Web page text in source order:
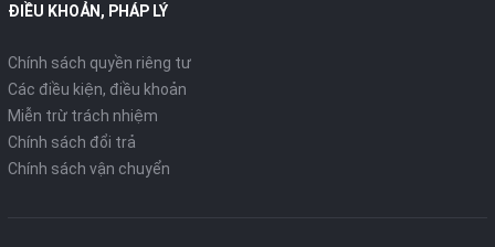
ĐIỀU KHOẢN, PHÁP LÝ
Chính sách quyền riêng tư
Các điều kiện, điều khoản
Miễn trừ trách nhiệm
Chính sách đổi trả
Chính sách vận chuyển